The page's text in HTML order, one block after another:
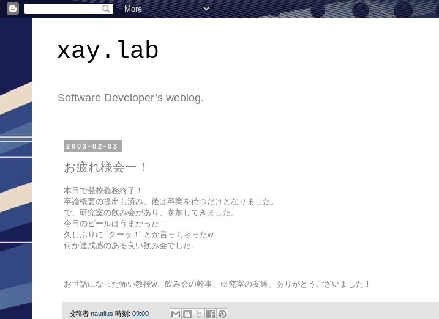
xay.lab
Software Developer’s weblog.
2003-02-03
お疲れ様会ー！
本日で登校義務終了！
卒論概要の提出も済み、後は卒業を待つだけとなりました。
で、研究室の飲み会があり、参加してきました。
今日のビールはうまかった！
久しぶりに `クーッ！' とか言っちゃったw
何か達成感のある良い飲み会でした。
お世話になった怖い教授w、飲み会の幹事、研究室の友達、ありがとうございました！
投稿者 nautilus 時刻: 09:00